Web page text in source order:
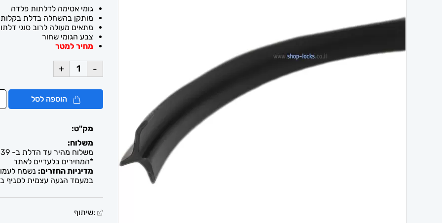
₪29.
₪12.
גומי אטימה לדלתות פלדה
מותקן בהשחלה בדלת בקלות
מתאים מעולה לרוב סוגי
צבע הגומי שחור
מחיר למטר
-
+
הוספה לסל
מק"ט:
משלוח:
משלוח מהיר עד הדלת ב- 39 ש"ח. עד 2-5 ימי עסקים / איסוף חינם מבית העסק
*המחירים בלעדיים לאתר
מדיניות החזרים: נשמח
במעמד הגעה עצמית לסניף
:שיתוף